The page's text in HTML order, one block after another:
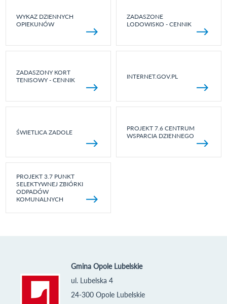
WYKAZ DZIENNYCH
OPIEKUNÓW
ZADASZONE
LODOWISKO - CENNIK
ZADASZONY KORT
TENISOWY - CENNIK
INTERNET.GOV.PL
ŚWIETLICA ZADOLE
PROJEKT 7.6 CENTRUM
WSPARCIA DZIENNEGO
PROJEKT 3.7 PUNKT
SELEKTYWNEJ ZBIÓRKI
ODPADÓW
KOMUNALNYCH
Gmina Opole Lubelskie
ul. Lubelska 4
24-300 Opole Lubelskie